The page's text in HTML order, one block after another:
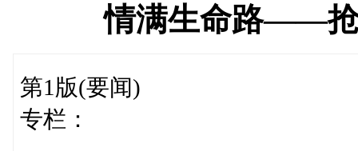
情满生命路——抢
第1版(要闻)
专栏：